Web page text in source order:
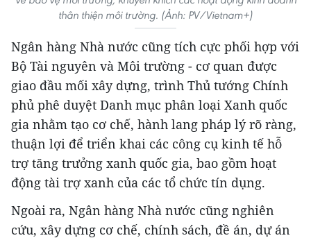
thân thiện môi trường. (Ảnh: PV/Vietnam+)
Ngân hàng Nhà nước cũng tích cực phối hợp với
Bộ Tài nguyên và Môi trường - cơ quan được
giao đầu mối xây dựng, trình Thủ tướng Chính
phủ phê duyệt Danh mục phân loại Xanh quốc
gia nhằm tạo cơ chế, hành lang pháp lý rõ ràng,
thuận lợi để triển khai các công cụ kinh tế hỗ
trợ tăng trưởng xanh quốc gia, bao gồm hoạt
động tài trợ xanh của các tổ chức tín dụng.
Ngoài ra, Ngân hàng Nhà nước cũng nghiên
cứu, xây dựng cơ chế, chính sách, đề án, dự án